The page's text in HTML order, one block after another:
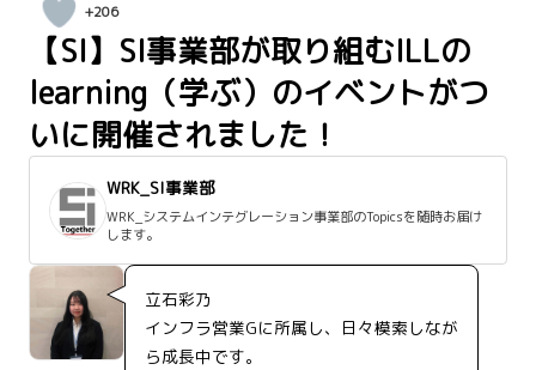
+206
【SI】SI事業部が取り組むILLの
learning（学ぶ）のイベントがつ
いに開催されました！
WRK_SI事業部
WRK_システムインテグレーション事業部のTopicsを随時お届け
します。
立石彩乃
インフラ営業Gに所属し、日々模索しなが
ら成長中です。